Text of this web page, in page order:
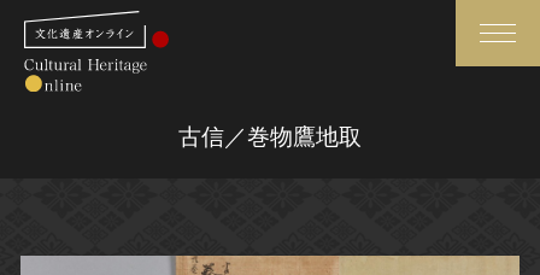
古信／巻物鷹地取